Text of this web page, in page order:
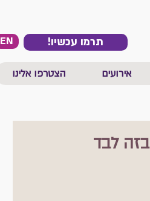
EN !תרמו עכשיו
אירועים הצטרפו אלינו
לבד